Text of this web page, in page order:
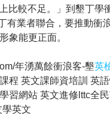
比較不足。」到墾丁
有業者聯合，要推動衝
象能更正面。
年湧萬餘衝浪客-墾英
程 英文課師資培訓 英
習網站 英文進修lttc全
英文